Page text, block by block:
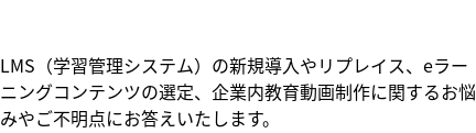
LMS（学習管理システム）の新規導入やリプレイス、eラー
ニングコンテンツの選定、企業内教育動画制作に関するお悩
みやご不明点にお答えいたします。